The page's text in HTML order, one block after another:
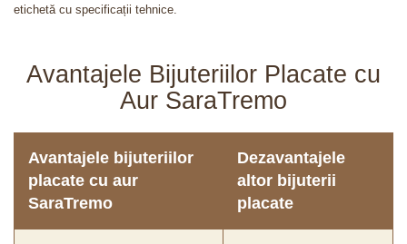
etichetă cu specificații tehnice.
Avantajele Bijuteriilor Placate cu
Aur SaraTremo
Avantajele bijuteriilor
placate cu aur
SaraTremo
Dezavantajele
altor bijuterii
placate